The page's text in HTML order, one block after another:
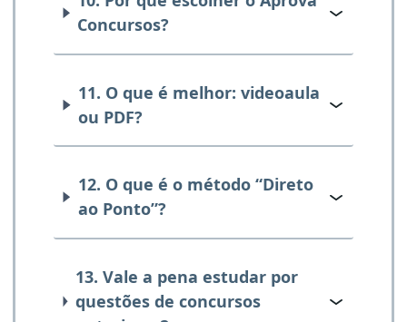
Concursos?
11. O que é melhor: videoaula
ou PDF?
12. O que é o método “Direto
ao Ponto”?
13. Vale a pena estudar por
questões de concursos